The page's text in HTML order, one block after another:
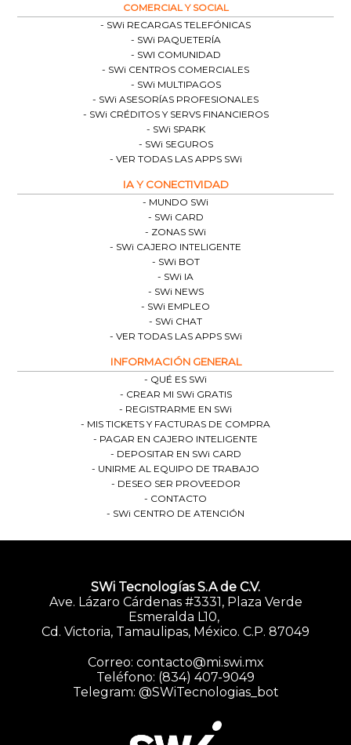
COMERCIAL Y SOCIAL
SWi RECARGAS TELEFÓNICAS
SWi PAQUETERÍA
SWI COMUNIDAD
SWi CENTROS COMERCIALES
SWi MULTIPAGOS
SWi ASESORÍAS PROFESIONALES
SWi CRÉDITOS Y SERVS FINANCIEROS
SWi SPARK
SWi SEGUROS
VER TODAS LAS APPS SWi
IA Y CONECTIVIDAD
MUNDO SWi
SWi CARD
ZONAS SWi
SWi CAJERO INTELIGENTE
SWi BOT
SWi IA
SWi NEWS
SWi EMPLEO
SWi CHAT
VER TODAS LAS APPS SWi
INFORMACIÓN GENERAL
QUÉ ES SWi
CREAR MI SWi GRATIS
REGISTRARME EN SWi
MIS TICKETS Y FACTURAS DE COMPRA
PAGAR EN CAJERO INTELIGENTE
DEPOSITAR EN SWi CARD
UNIRME AL EQUIPO DE TRABAJO
DESEO SER PROVEEDOR
CONTACTO
SWi CENTRO DE ATENCIÓN
SWi Tecnologías S.A de C.V.
Ave. Lázaro Cárdenas #3331, Plaza Verde
Esmeralda L10,
Cd. Victoria, Tamaulipas, México. C.P. 87049
Correo: contacto@mi.swi.mx
Teléfono: (834) 407-9049
Telegram: @SWiTecnologias_bot